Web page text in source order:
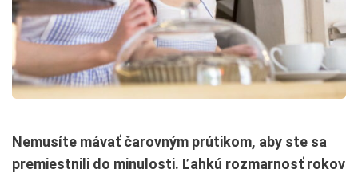
Nemusíte mávať čarovným prútikom, aby ste sa
premiestnili do minulosti. Ľahkú rozmarnosť rokov